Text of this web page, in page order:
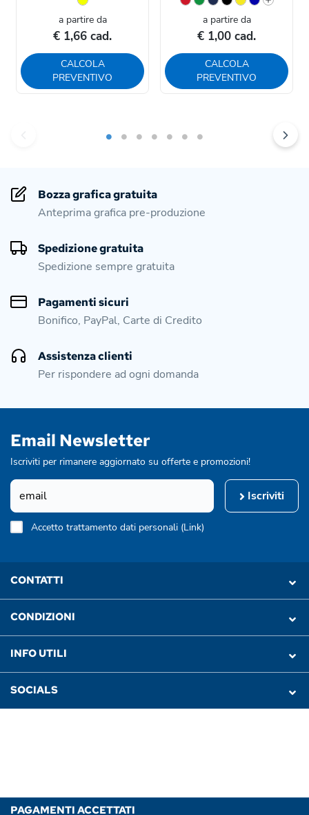
a partire da
€ 1,66 cad.
CALCOLA
PREVENTIVO
a partire da
€ 1,00 cad.
CALCOLA
PREVENTIVO
Bozza grafica gratuita
Anteprima grafica pre-produzione
Spedizione gratuita
Spedizione sempre gratuita
Pagamenti sicuri
Bonifico, PayPal, Carte di Credito
Assistenza clienti
Per rispondere ad ogni domanda
Email Newsletter
Iscriviti per rimanere aggiornato su offerte e promozioni!
Iscriviti
Accetto trattamento dati personali (Link)
CONTATTI
CONDIZIONI
INFO UTILI
SOCIALS
PAGAMENTI ACCETTATI